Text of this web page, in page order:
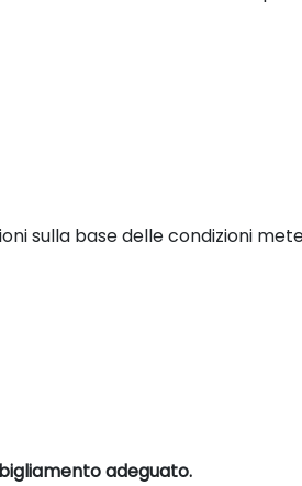
sulla base delle condizioni
adeguato.